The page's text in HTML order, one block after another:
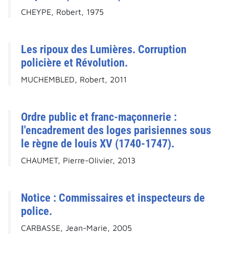
CHEYPE, Robert, 1975
Les ripoux des Lumières. Corruption
policière et Révolution.
MUCHEMBLED, Robert, 2011
Ordre public et franc-maçonnerie :
l'encadrement des loges parisiennes sous
le règne de louis XV (1740-1747).
CHAUMET, Pierre-Olivier, 2013
Notice : Commissaires et inspecteurs de
police.
CARBASSE, Jean-Marie, 2005